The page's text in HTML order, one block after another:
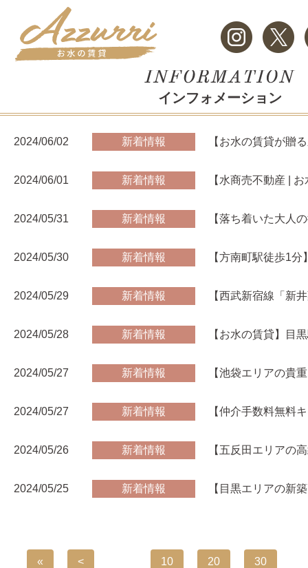
インフォメーション
2024/06/02 新着情報 【お水の賃貸が贈
2024/06/01 新着情報 【水商売不動産 |
2024/05/31 新着情報 【落ち着いた大人
2024/05/30 新着情報 【方南町駅徒歩1
2024/05/29 新着情報 【西武新宿線「新
2024/05/28 新着情報 【お水の賃貸】目
2024/05/27 新着情報 【池袋エリアの貴
2024/05/27 新着情報 【仲介手数料無料
2024/05/26 新着情報 【五反田エリアの
2024/05/25 新着情報 【目黒エリアの新
« < 10 20 30